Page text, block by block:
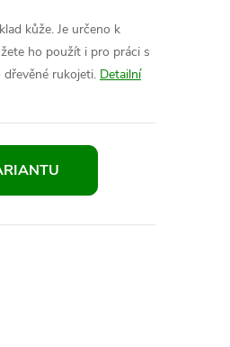
kůže. Je určeno k
ho použít i pro práci s
dřevěné rukojeti. Detailní